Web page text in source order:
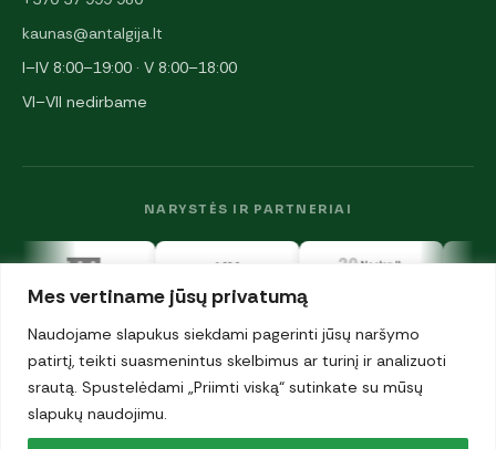
Mes vertiname jūsų privatumą
Naudojame slapukus siekdami pagerinti jūsų naršymo
patirtį, teikti suasmenintus skelbimus ar turinį ir analizuoti
srautą. Spustelėdami „Priimti viską“ sutinkate su mūsų
slapukų naudojimu.
kaunas@antalgija.lt
I–IV 8:00–19:00 · V 8:00–18:00
VI–VII nedirbame
NARYSTĖS IR PARTNERIAI
© 2026 UAB „Antalgija". Visos teisės saugomos.
·